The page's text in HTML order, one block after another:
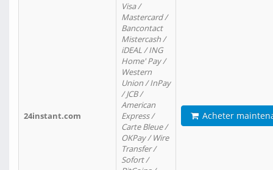
24instant.com
Visa /
Mastercard /
Bancontact
Mistercash /
iDEAL / ING
Home' Pay /
Western
Union / InPay
/ JCB /
American
Express /
Carte Bleue /
OKPay / Wire
Transfer /
Sofort /
Acheter